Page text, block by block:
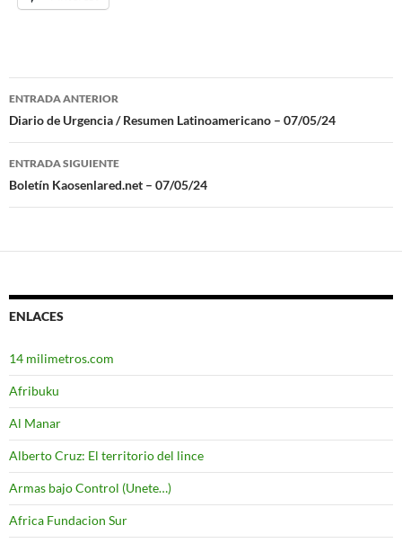
Navegación
de
entradas
ENTRADA ANTERIOR
Diario de Urgencia / Resumen Latinoamericano – 07/05/24
ENTRADA SIGUIENTE
Boletín Kaosenlared.net – 07/05/24
ENLACES
14 milimetros.com
Afribuku
Al Manar
Alberto Cruz: El territorio del lince
Armas bajo Control (Unete…)
Africa Fundacion Sur